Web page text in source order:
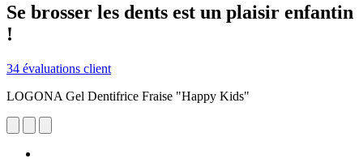
Se brosser les dents est un plaisir enfantin
!
34 évaluations client
LOGONA Gel Dentifrice Fraise "Happy Kids"